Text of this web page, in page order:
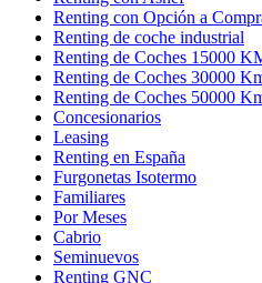
Renting con Opción a
Renting de coche industrial
Renting de Coches 15000
Renting de Coches 30000
Renting de Coches 50000
Concesionarios
Leasing
Renting en España
Furgonetas Isotermo
Familiares
Por Meses
Cabrio
Seminuevos
Renting GNC